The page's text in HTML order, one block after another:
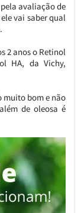
avaliação de
vai saber qual
2 anos o Retinol
HA, da Vichy,
muito bom e não
de oleosa é